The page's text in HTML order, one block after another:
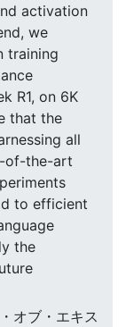
activation
we
training
R1, on 6K
that the
all
of-the-art
to efficient
the
オブ・エキス